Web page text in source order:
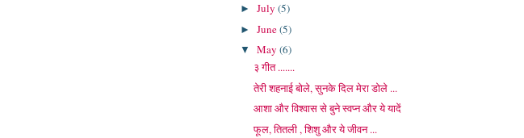
►July(5)
►June(5)
▼May(6)
३ गीत .......
तेरी शहनाई बोले, सुनके दिल मेरा डोले ...
आशा और विश्वास से बुने स्वप्न और ये यादें
फूल, तितली , शिशु और ये जीवन ...